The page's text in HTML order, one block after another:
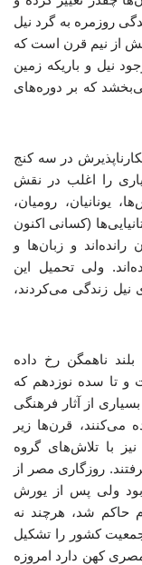
روزمره به گرد نیل
از نیم قرن است که
نیل و باریکه زمین
که بر دوره‌های
در سه کنج
را اغلب در نقش
رومیان،
(کسانی اکنون
رانده‌اند و زبان‌ها و
ولی تحمیل این
نیل زندگی می‌کردند،
ناهمگن رخ داده
تا سده نوزدهم که
از آثار فرهنگی
می‌کنند، قرن‌ها زیر
با تلاش‌های گروه
روزگاری مصر از
ولی پس از یورش
حاکم شد، هرچند نه
کشور را تشکیل
کهن دارد امروزه